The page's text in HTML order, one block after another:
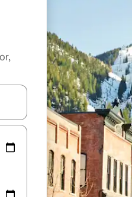
koristeći se strelicama